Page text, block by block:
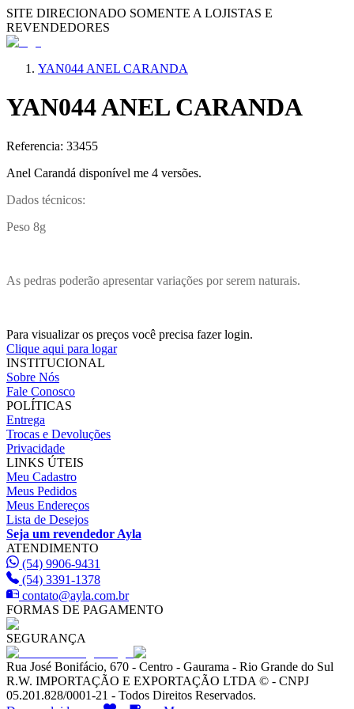
SITE DIRECIONADO SOMENTE A LOJISTAS E
REVENDEDORES
YAN044 ANEL CARANDA
YAN044 ANEL CARANDA
Referencia: 33455
Anel Carandá disponível me 4 versões.
Dados técnicos:
Peso 8g
As pedras poderão apresentar variações por serem naturais.
Para visualizar os preços você precisa fazer login.
Clique aqui para logar
INSTITUCIONAL
Sobre Nós
Fale Conosco
POLÍTICAS
Entrega
Trocas e Devoluções
Privacidade
LINKS ÚTEIS
Meu Cadastro
Meus Pedidos
Meus Endereços
Lista de Desejos
Seja um revendedor Ayla
ATENDIMENTO
(54) 9906-9431
(54) 3391-1378
contato@ayla.com.br
FORMAS DE PAGAMENTO
SEGURANÇA
Rua José Bonifácio, 670 - Centro - Gaurama - Rio Grande do Sul
R.W. IMPORTAÇÃO E EXPORTAÇÃO LTDA © - CNPJ
05.201.828/0001-21 - Todos Direitos Reservados.